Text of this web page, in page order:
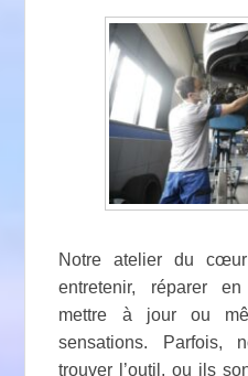
Notre atelier du
entretenir, réparer
mettre à jour ou
sensations. Parfois,
trouver l’outil, ou ils